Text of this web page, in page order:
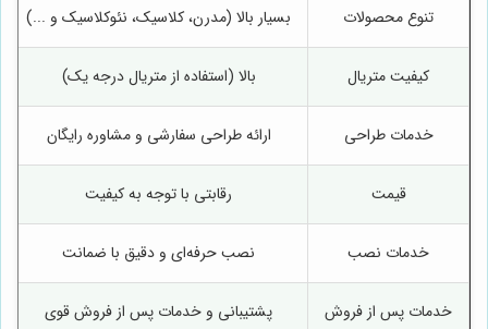
تنوع محصولات بسیار بالا (مدرن، کلاسیک، نئوکلاسیک و ...)
کیفیت متریال بالا (استفاده از متریال درجه یک)
خدمات طراحی ارائه طراحی سفارشی و مشاوره رایگان
قیمت رقابتی با توجه به کیفیت
خدمات نصب نصب حرفه‌ای و دقیق با ضمانت
خدمات پس از فروش پشتیبانی و خدمات پس از فروش قوی